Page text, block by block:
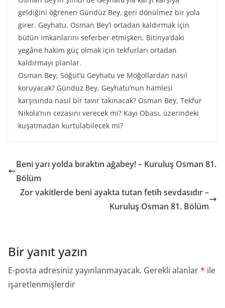
geldiğini öğrenen Gündüz Bey, geri dönülmez bir yola
girer. Geyhatu, Osman Bey’i ortadan kaldırmak için
bütün imkanlarını seferber etmişken, Bitinya’daki
yegâne hakim güç olmak için tekfurları ortadan
kaldırmayı planlar.
Osman Bey, Söğüt’ü Geyhatu ve Moğollardan nasıl
koruyacak? Gündüz Bey, Geyhatu’nun hamlesi
karşısında nasıl bir tavır takınacak? Osman Bey, Tekfur
Nikola’nın cezasını verecek mi? Kayı Obası, üzerindeki
kuşatmadan kurtulabilecek mi?
Beni yarı yolda bıraktın ağabey! – Kuruluş Osman 81.
Bölüm
Zor vakitlerde beni ayakta tutan fetih sevdasıdır –
Kuruluş Osman 81. Bölüm
Bir yanıt yazın
E-posta adresiniz yayınlanmayacak. Gerekli alanlar* ile
işaretlenmişlerdir